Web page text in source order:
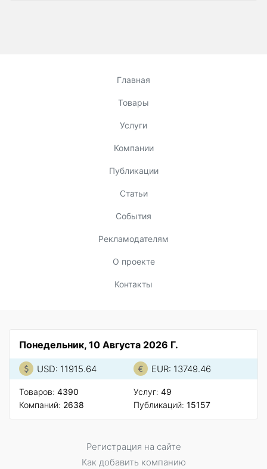
Главная
Товары
Услуги
Компании
Публикации
Статьи
События
Рекламодателям
О проекте
Контакты
Понедельник, 10 Августа 2026 Г.
USD: 11915.64 EUR: 13749.46
Товаров: 4390
Компаний: 2638
Услуг: 49
Публикаций: 15157
Регистрация на сайте
Как добавить компанию